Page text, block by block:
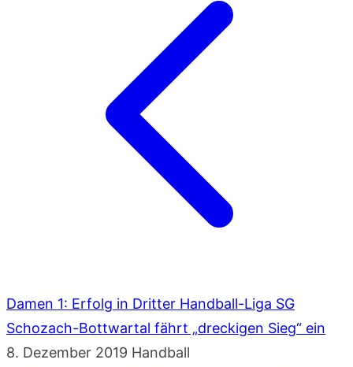
Damen 1: Erfolg in Dritter Handball-Liga SG
Schozach-Bottwartal fährt „dreckigen Sieg“ ein
8. Dezember 2019 Handball